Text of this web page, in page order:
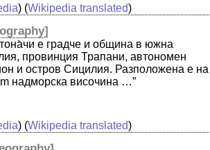
) (Wikipedia translated)
]
е градче и община в южна
провинция Трапани, автономен
и остров Сицилия. Разположена е на
надморска височина …”
) (Wikipedia translated)